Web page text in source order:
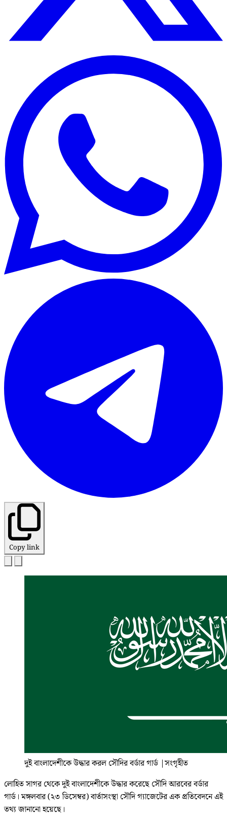
Copy link
দুই বাংলাদেশীকে উদ্ধার করল সৌদির বর্ডার গার্ড |সংগৃহীত
লোহিত সাগর থেকে দুই বাংলাদেশীকে উদ্ধার করেছে সৌদি আরবের বর্ডার
গার্ড। মঙ্গলবার (২৩ ডিসেম্বর) বার্তাসংস্থা সৌদি গ্যাজেটের এক প্রতিবেদনে এই
তথ্য জানানো হয়েছে।